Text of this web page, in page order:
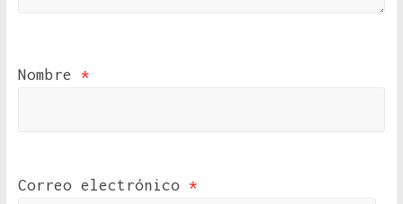
Nombre *
Correo electrónico *